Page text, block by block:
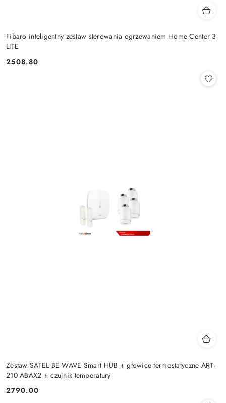
Fibaro inteligentny zestaw sterowania ogrzewaniem Home Center 3
LITE
Cena:
2508.80
Zestaw SATEL BE WAVE Smart HUB + głowice termostatyczne ART-
210 ABAX2 + czujnik temperatury
Cena:
2790.00